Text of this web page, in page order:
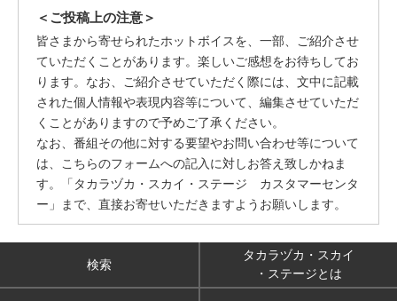
＜ご投稿上の注意＞
皆さまから寄せられたホットボイスを、一部、ご紹介させ
ていただくことがあります。楽しいご感想をお待ちしてお
ります。なお、ご紹介させていただく際には、文中に記載
された個人情報や表現内容等について、編集させていただ
くことがありますので予めご了承ください。
なお、番組その他に対する要望やお問い合わせ等について
は、こちらのフォームへの記入に対しお答え致しかねま
す。「タカラヅカ・スカイ・ステージ カスタマーセンタ
ー」まで、直接お寄せいただきますようお願いします。
検索
タカラヅカ・スカイ
・ステージとは